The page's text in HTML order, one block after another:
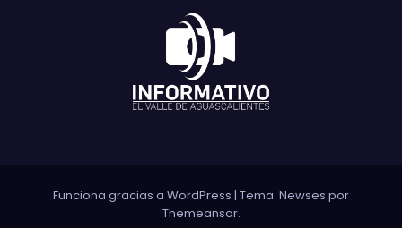
Funciona gracias a WordPress | Tema: Newses por
Themeansar.